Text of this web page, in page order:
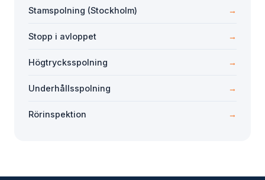
Stamspolning (Stockholm) →
Stopp i avloppet →
Högtrycksspolning →
Underhållsspolning →
Rörinspektion →